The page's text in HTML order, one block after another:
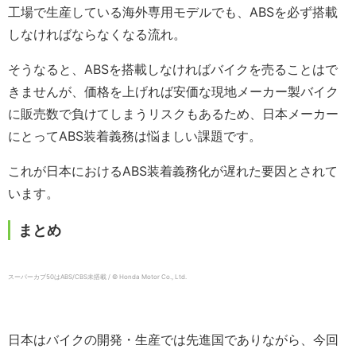
工場で生産している海外専用モデルでも、ABSを必ず搭載
しなければならなくなる流れ。
そうなると、ABSを搭載しなければバイクを売ることはで
きませんが、価格を上げれば安価な現地メーカー製バイク
に販売数で負けてしまうリスクもあるため、日本メーカー
にとってABS装着義務は悩ましい課題です。
これが日本におけるABS装着義務化が遅れた要因とされて
います。
まとめ
スーパーカブ50はABS/CBS未搭載 / © Honda Motor Co., Ltd.
日本はバイクの開発・生産では先進国でありながら、今回